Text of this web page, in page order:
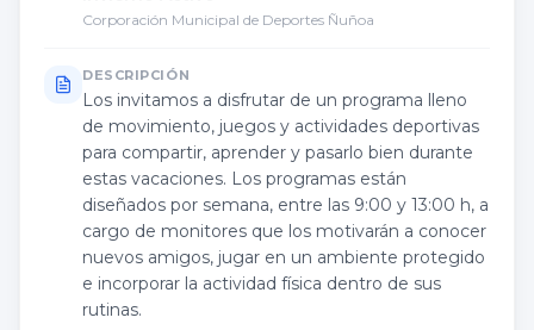
Corporación Municipal de Deportes Ñuñoa
DESCRIPCIÓN
Los invitamos a disfrutar de un programa lleno
de movimiento, juegos y actividades deportivas
para compartir, aprender y pasarlo bien durante
estas vacaciones. Los programas están
diseñados por semana, entre las 9:00 y 13:00 h, a
cargo de monitores que los motivarán a conocer
nuevos amigos, jugar en un ambiente protegido
e incorporar la actividad física dentro de sus
rutinas.